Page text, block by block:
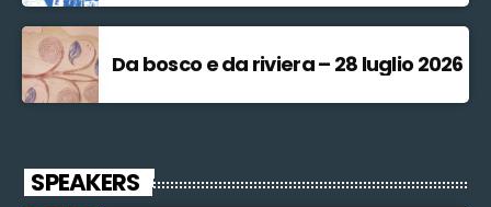
Da bosco e da riviera – 28 luglio 2026
SPEAKERS